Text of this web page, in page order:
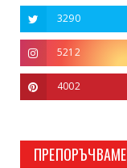
3290
5212
4002
ПРЕПОРЪЧВАМЕ